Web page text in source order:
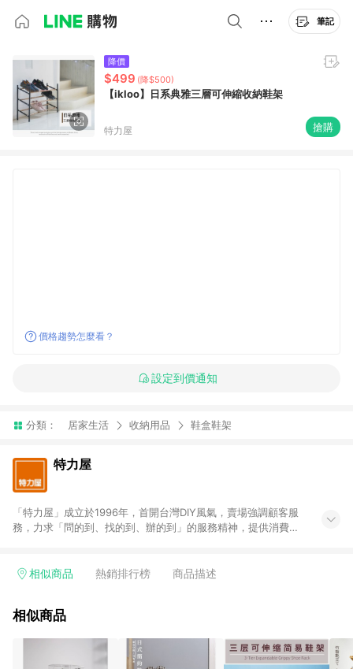
筆記
降價
$499 (降$500)
【ikloo】日系典雅三層可伸縮收納鞋架
特力屋 搶購
價格趨勢怎麼看？
設定到價通知
分類： 居家生活 收納用品 鞋盒鞋架
特力屋
「特力屋」成立於1996年，首開台灣DIY風氣，賣場強調顧客服
務，力求「問的到、找的到、辦的到」的服務精神，提供消費者
客找到居家修繕、佈置或裝潢時所需；另外，在各家分店內規劃
等各方面進行整合，提升服務質感，期望每一位來店顧客，能輕
結帳流程(Easy to buy)、每次到「特力屋」購物都能得到新的啟
發與靈感(Exciting experience)，同時持續提供消費者居家修繕
相似商品 熱銷排行榜 商品描述
相似商品